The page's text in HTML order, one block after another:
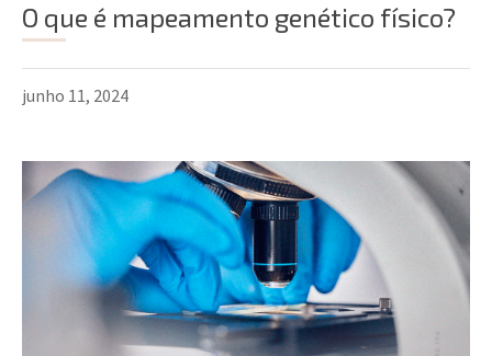
O que é mapeamento genético físico?
junho 11, 2024